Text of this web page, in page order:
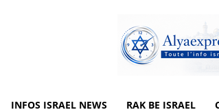
INFOS ISRAEL NEWS RAK BE ISRAEL